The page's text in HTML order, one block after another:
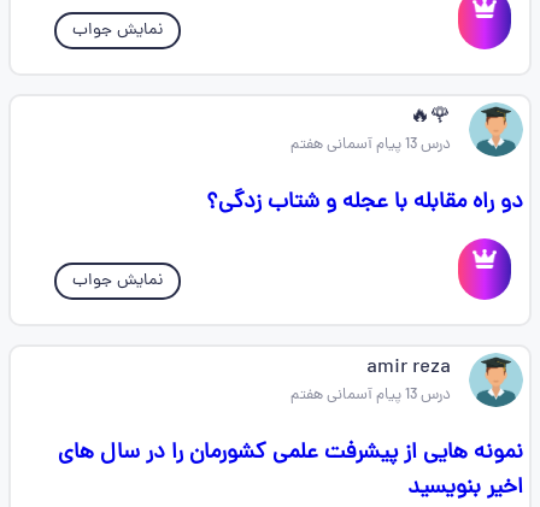
نمایش جواب
🌹🔥
درس 13 پیام آسمانی هفتم
دو راه مقابله با عجله و شتاب زدگی؟
نمایش جواب
amir reza
درس 13 پیام آسمانی هفتم
نمونه هایی از پیشرفت علمی کشورمان را در سال های
اخیر بنویسید